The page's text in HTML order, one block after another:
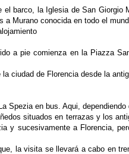
el barco, la Iglesia de San Giorgio
a Murano conocida en todo el
a pie comienza en la Piazza
ciudad de Florencia desde la
Spezia en bus. Aqui, dependiendo
situados en terrazas y los
y sucesivamente a Florencia,
la visita se llevará a cabo en